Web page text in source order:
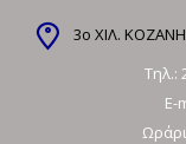
3ο ΧΙΛ.
Τηλ.:
E-